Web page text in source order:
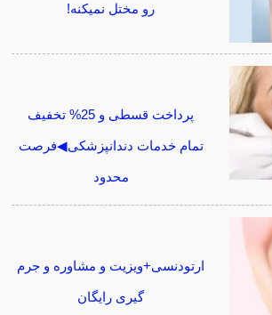
رو مختل نمیکنه!
پرداخت قسطی و 25% تخفیف
تمام خدمات دندانپزشکی◀فرصت
محدود
ارتودنسی+ویزیت و مشاوره و جرم
گیری رایگان